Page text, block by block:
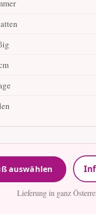
auswählen
Lieferung in ganz